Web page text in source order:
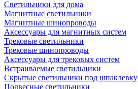
Светильники для дома
Магнитные светильники
Магнитные шинопроводы
Аксессуары для магнитных систем
Трековые светильники
Трековые шинопроводы
Аксессуары для трековых систем
Встраиваемые светильники
Скрытые светильники под шпаклевку
Подвесные светильники